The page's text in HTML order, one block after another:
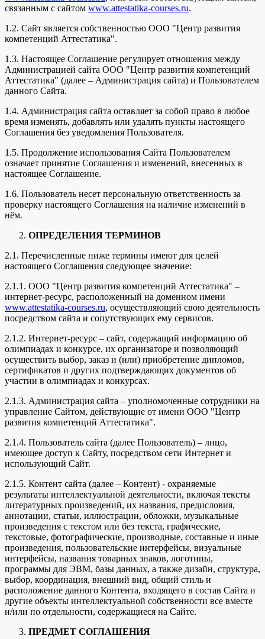
связанным с сайтом www.attestatika-courses.ru.
1.2. Сайт является собственностью ООО "Центр развития
компетенций Аттестатика".
1.3. Настоящее Соглашение регулирует отношения между
Администрацией сайта ООО "Центр развития компетенций
Аттестатика" (далее – Администрация сайта) и Пользователем
данного Сайта.
1.4. Администрация сайта оставляет за собой право в любое
время изменять, добавлять или удалять пункты настоящего
Соглашения без уведомления Пользователя.
1.5. Продолжение использования Сайта Пользователем
означает принятие Соглашения и изменений, внесенных в
настоящее Соглашение.
1.6. Пользователь несет персональную ответственность за
проверку настоящего Соглашения на наличие изменений в
нём.
ОПРЕДЕЛЕНИЯ ТЕРМИНОВ
2.1. Перечисленные ниже термины имеют для целей
настоящего Соглашения следующее значение:
2.1.1. ООО "Центр развития компетенций Аттестатика" –
интернет-ресурс, расположенный на доменном имени
www.attestatika-courses.ru, осуществляющий свою деятельность
посредством сайта и сопутствующих ему сервисов.
2.1.2. Интернет-ресурс – сайт, содержащий информацию об
олимпиадах и конкурсе, их организаторе и позволяющий
осуществить выбор, заказ и (или) приобретение дипломов,
сертификатов и других подтверждающих документов об
участии в олимпиадах и конкурсах.
2.1.3. Администрация сайта – уполномоченные сотрудники на
управление Сайтом, действующие от имени ООО "Центр
развития компетенций Аттестатика".
2.1.4. Пользователь сайта (далее Пользователь) – лицо,
имеющее доступ к Сайту, посредством сети Интернет и
использующий Сайт.
2.1.5. Контент сайта (далее – Контент) - охраняемые
результаты интеллектуальной деятельности, включая тексты
литературных произведений, их названия, предисловия,
аннотации, статьи, иллюстрации, обложки, музыкальные
произведения с текстом или без текста, графические,
текстовые, фотографические, производные, составные и иные
произведения, пользовательские интерфейсы, визуальные
интерфейсы, названия товарных знаков, логотипы,
программы для ЭВМ, базы данных, а также дизайн, структура,
выбор, координация, внешний вид, общий стиль и
расположение данного Контента, входящего в состав Сайта и
другие объекты интеллектуальной собственности все вместе
и/или по отдельности, содержащиеся на Сайте.
ПРЕДМЕТ СОГЛАШЕНИЯ